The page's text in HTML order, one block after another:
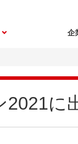
企
2021に